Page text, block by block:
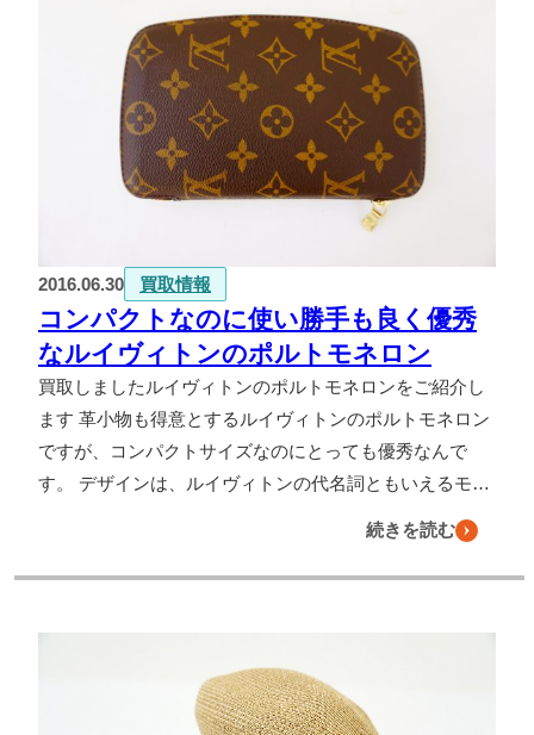
2016.06.30 買取情報
コンパクトなのに使い勝手も良く優秀
なルイヴィトンのポルトモネロン
買取しましたルイヴィトンのポルトモネロンをご紹介し
ます 革小物も得意とするルイヴィトンのポルトモネロン
ですが、コンパクトサイズなのにとっても優秀なんで
す。 デザインは、ルイヴィトンの代名詞ともいえるモ…
続きを読む